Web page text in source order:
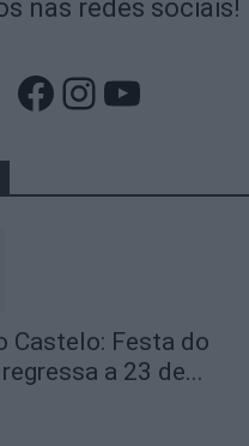
nas redes sociais!
Facebook
Instagram
YouTube
Castelo: Festa do
a 23 de...